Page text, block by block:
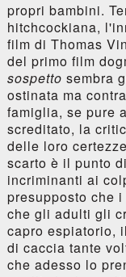
propri bambini.
hitchcockiana,
film di Thomas
del primo film
sospetto sembra
ostinata ma
famiglia, se pure
screditato, la
delle loro
scarto è il punto
incriminanti ai
presupposto che
che gli adulti gli
capro espiatorio,
di caccia tante
che adesso lo